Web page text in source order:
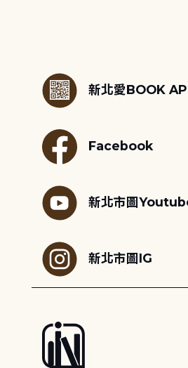
新北愛BOOK
Facebook
新北市圖
新北市圖IG